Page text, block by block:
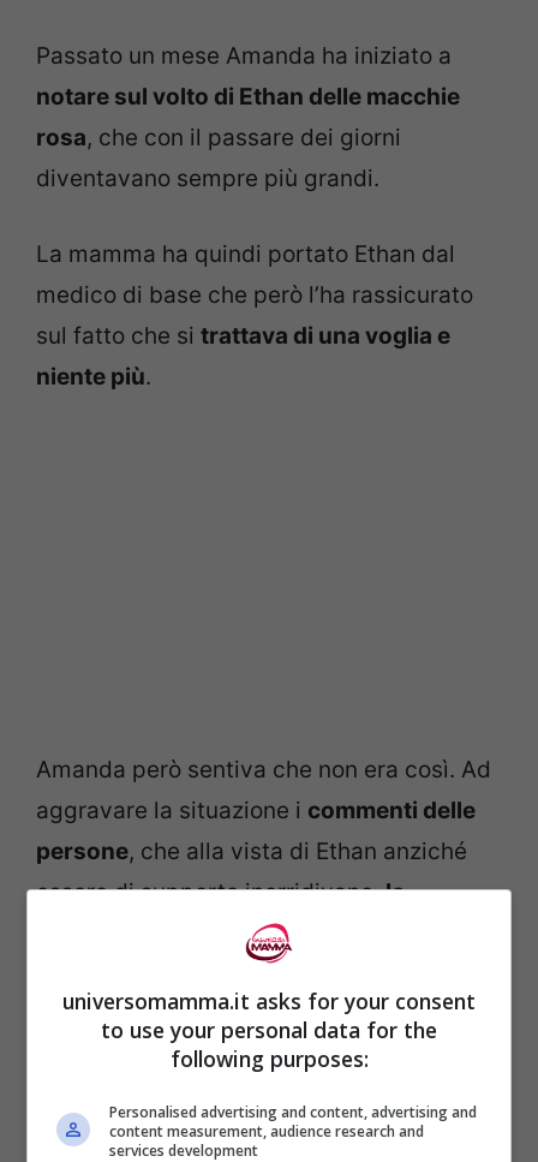
Passato un mese Amanda ha iniziato a
notare sul volto di Ethan delle macchie
rosa, che con il passare dei giorni
diventavano sempre più grandi.
La mamma ha quindi portato Ethan dal
medico di base che però l’ha rassicurato
sul fatto che si trattava di una voglia e
niente più.
Amanda però sentiva che non era così. Ad
aggravare la situazione i commenti delle
persone, che alla vista di Ethan anziché
essere di supporto inorridivano,lo
chiamavano “mostro” o addirittura
qualcosa al viso del bambino.
destra del suo viso, incluso il canale
universomamma.it asks for your consent
to use your personal data for the
following purposes:
Personalised advertising and content, advertising and
content measurement, audience research and
services development